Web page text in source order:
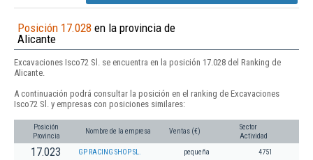
Posición 17.028 en la provincia de
Alicante
Excavaciones Isco72 Sl. se encuentra en la posición 17.028 del Ranking de
Alicante.
A continuación podrá consultar la posición en el ranking de Excavaciones
Isco72 Sl. y empresas con posiciones similares:
Posición
Provincia
Nombre de la empresa Ventas (€)
Sector
Actividad
17.023 GP RACING SHOP SL. pequeña 4751